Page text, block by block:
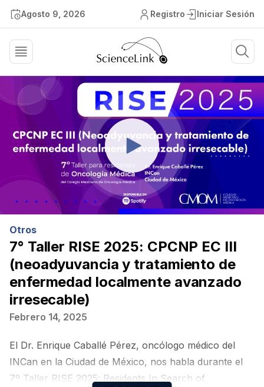
Agosto 9, 2026 Registro Iniciar Sesión
Otros
7° Taller RISE 2025: CPCNP EC III
(neoadyuvancia y tratamiento de
enfermedad localmente avanzado
irresecable)
Febrero 14, 2025
El Dr. Enrique Caballé Pérez, oncólogo médico del
INCan en la Ciudad de México, nos habla durante el
7º Taller RISE 2025: Residents In Search of